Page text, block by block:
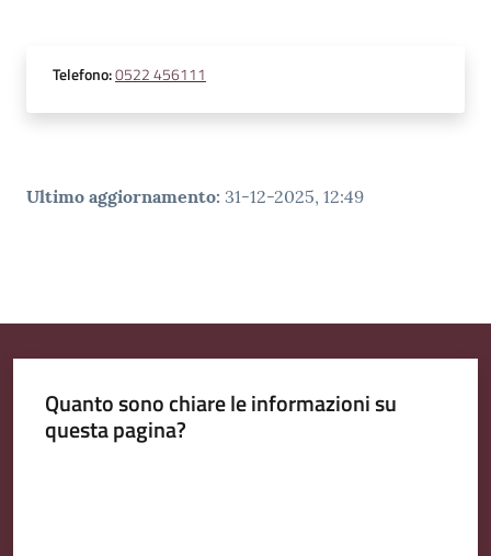
Telefono:0522 456111
Ultimo aggiornamento: 31-12-2025, 12:49
Quanto sono chiare le informazioni su
questa pagina?